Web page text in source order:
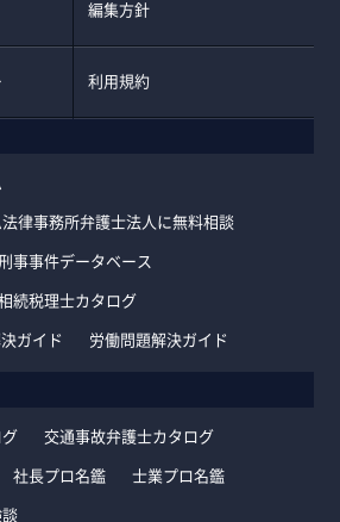
編集方針
利用規約
律事務所弁護士法人に無料相談
事事件データベース
続税理士カタログ
ガイド 労働問題解決ガイド
交通事故弁護士カタログ
社長プロ名鑑 士業プロ名鑑
談